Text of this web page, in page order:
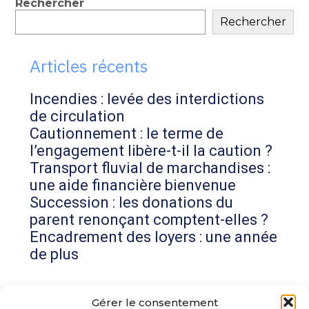
Gérer le consentement
Blog
sidebar
Rechercher
Rechercher
Articles récents
Incendies : levée des interdictions
de circulation
Cautionnement : le terme de
l’engagement libère-t-il la caution ?
Transport fluvial de marchandises :
une aide financière bienvenue
Succession : les donations du
parent renonçant comptent-elles ?
Encadrement des loyers : une année
de plus
Commentaires récents